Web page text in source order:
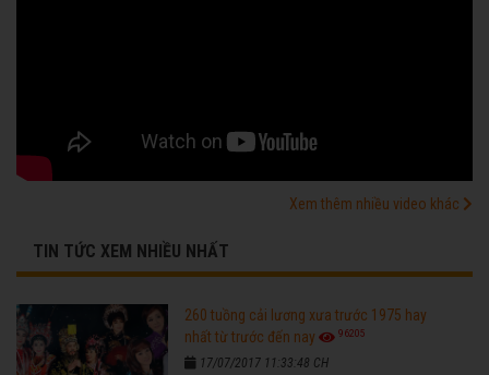
Xem thêm nhiều video khác
TIN TỨC XEM NHIỀU NHẤT
260 tuồng cải lương xưa trước 1975 hay
nhất từ trước đến nay
96205
17/07/2017 11:33:48 CH